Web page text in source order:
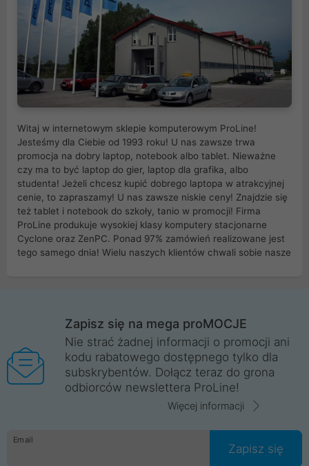
Witaj w internetowym sklepie komputerowym ProLine!
Jesteśmy dla Ciebie od 1993 roku! U nas zawsze trwa
promocja na dobry laptop, notebook albo tablet. Nieważne
czy ma to być laptop do gier, laptop dla grafika, albo
studenta! Jeżeli chcesz kupić dobrego laptopa w atrakcyjnej
cenie, to zapraszamy! U nas zawsze niskie ceny! Znajdzie się
też tablet i notebook do szkoły, tanio w promocji! Firma
ProLine produkuje wysokiej klasy komputery stacjonarne
Cyclone oraz ZenPC. Ponad 97% zamówień realizowane jest
tego samego dnia! Wielu naszych klientów chwali sobie nasze
Wrocław, Poznań, Legnica, Katowice, Gliwice, Kalisz, Bytom,
Trzebnica, Opole. Szybka i profesjonalna obsługa!
ProLine to polska firma ze 100% polskim kapitałem. Działamy
legalnie i płacimy podatki w naszym kraju! Posiadamy siedzibę
główną w Mirkowie oraz salony na terenie kraju. Cała
komunikacja ze sklepem komputerowym ProLine jest
danych osobowych. Dlatego zakup notebooka albo laptopa w
ProLine to czysta przyjemność i pełne bezpieczeństwo.
Zaopatrzysz się u nas w akcesoria i części komputerowe
Zapisz się na mega proMOCJE
Nie strać żadnej informacji o promocji ani
kodu rabatowego dostępnego tylko dla
subskrybentów. Dołącz teraz do grona
odbiorców newslettera ProLine!
Więcej informacji
Email
Zapisz się